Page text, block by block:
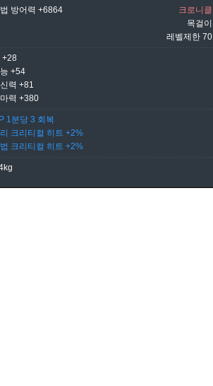
방어력 +6864
크로니클
목걸이
레벨제한 70
+28
+54
력 +81
력 +380
1분당 3 회복
크리티컬 히트 +2%
크리티컬 히트 +2%